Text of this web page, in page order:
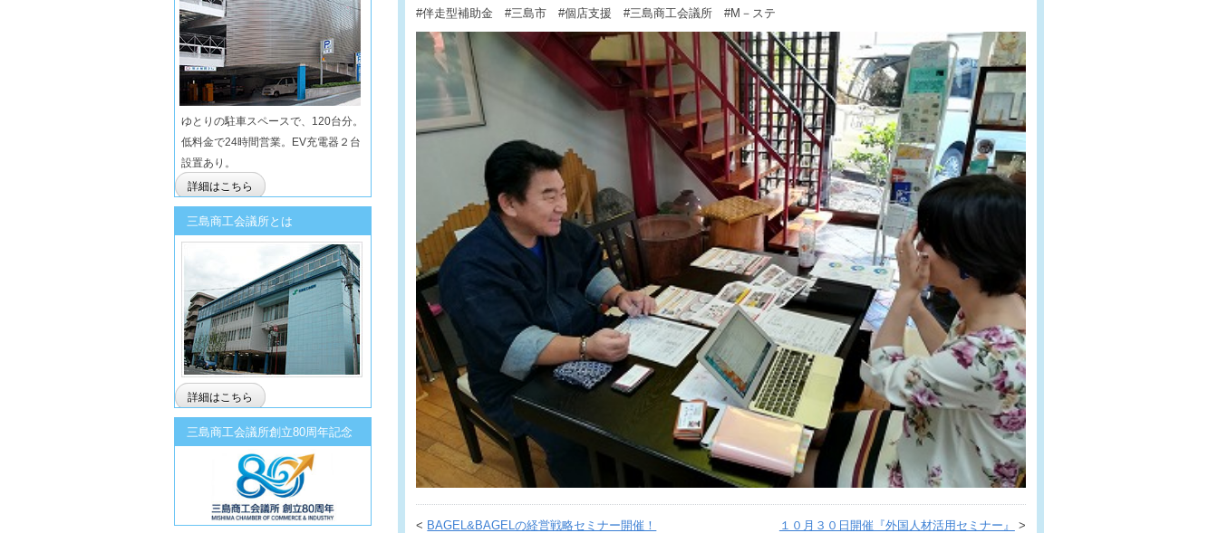
#伴走型補助金 #三島市 #個店支援 #三島商工会議所 #М－ステ
< BAGEL&BAGELの経営戦略セミナー開催！ １０月３０日開催『外国人材活用セミナー』 >
ゆとりの駐車スペースで、120台分。
低料金で24時間営業。EV充電器２台
設置あり。
詳細はこちら
三島商工会議所とは
詳細はこちら
三島商工会議所創立80周年記念